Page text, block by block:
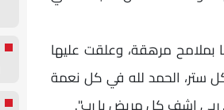
مرهقة، وعلقت عليها
كل ستر، الحمد لله في كل نعمة